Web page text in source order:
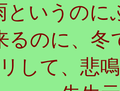
いうのに
るのに、
リして、悲